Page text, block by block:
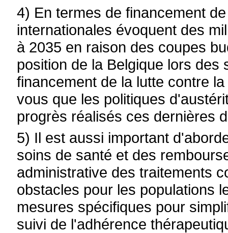
4) En termes de financement
internationales évoquent des
à 2035 en raison des coupes
position de la Belgique lors
financement de la lutte contre
vous que les politiques
progrès réalisés ces dernières
5) Il est aussi important
soins de santé et des
administrative des traitements
obstacles pour les populations
mesures spécifiques pour
suivi de l'adhérence